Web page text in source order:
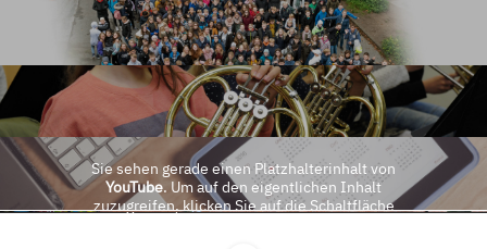
Sie sehen gerade einen Platzhalterinhalt von
YouTube. Um auf den eigentlichen Inhalt
zuzugreifen, klicken Sie auf die Schaltfläche